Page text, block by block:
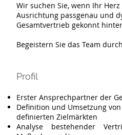
Wir suchen Sie, wenn Ihr
Ausrichtung passgenau und
Gesamtvertrieb gekonnt
Begeistern Sie das Team
Profil
Erster Ansprechpartner der
Definition und Umsetzung
definierten Zielmärkten
Analyse bestehender